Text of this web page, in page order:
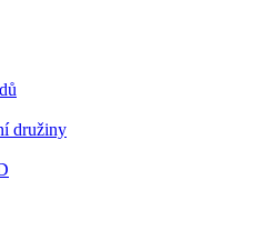
družiny